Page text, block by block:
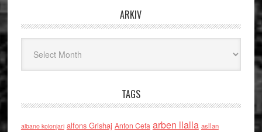
ARKIV
TAGS
albano kolonjari alfons Grishaj Anton Cefa arben llalla asllan